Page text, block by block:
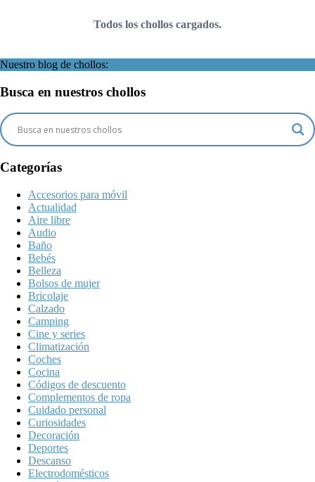
Todos los chollos cargados.
Nuestro blog de chollos:
Busca en nuestros chollos
Categorías
Accesorios para móvil
Actualidad
Aire libre
Audio
Baño
Bebés
Belleza
Bolsos de mujer
Bricolaje
Calzado
Camping
Cine y series
Climatización
Coches
Cocina
Códigos de descuento
Complementos de ropa
Cuidado personal
Curiosidades
Decoración
Deportes
Descanso
Electrodomésticos